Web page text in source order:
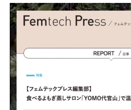
湘南藤沢店
Yanagi Prague